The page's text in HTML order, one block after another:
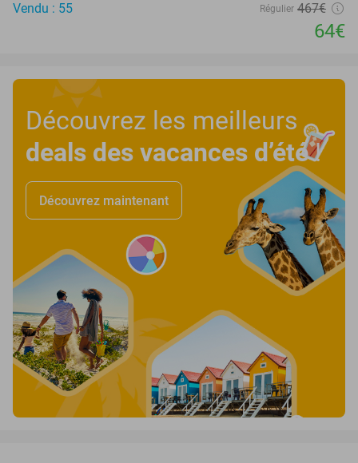
Vendu : 55
Régulier 467€
64€
Découvrez les meilleurs
deals des vacances d’été!
Découvrez maintenant